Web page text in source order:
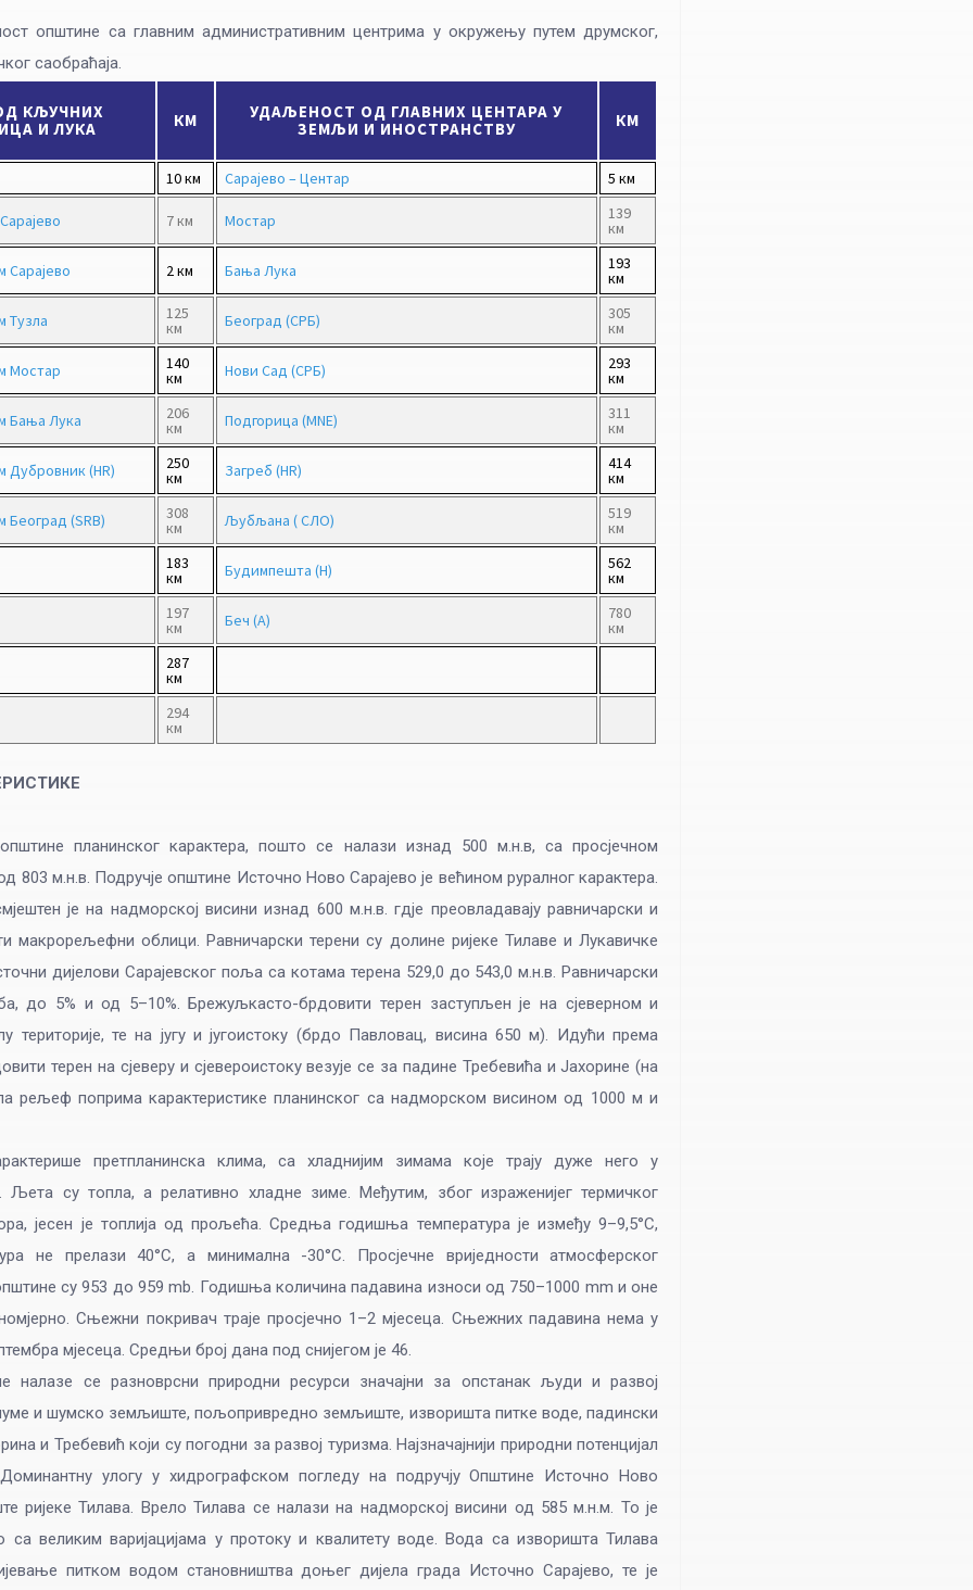
општине са главним административним центрима у окружењу путем друмског,
саобраћаја.
КЉУЧНИХ
И ЛУКА
КМ
УДАЉЕНОСТ ОД ГЛАВНИХ ЦЕНТАРА У
ЗЕМЉИ И ИНОСТРАНСТВУ
КМ
10 км Сарајево – Центар 5 км
7 км Мостар 139
км
2 км Бања Лука 193
км
Тузла 125
км Београд (СРБ) 305
км
Мостар 140
км Нови Сад (СРБ) 293
км
Бања Лука 206
км Подгорица (MNE) 311
км
(HR) 250
км Загреб (HR) 414
км
(SRB) 308
км Љубљана ( СЛО) 519
км
183
км Будимпешта (H) 562
км
197
км Беч (А) 780
км
287
км
294
км
планинског карактера, пошто се налази изнад 500 м.н.в, са просјечном
803 м.н.в. Подручје општине Источно Ново Сарајево је већином руралног карактера.
је на надморској висини изнад 600 м.н.в. гдје преовладавају равничарски и
макрорељефни облици. Равничарски терени су долине ријеке Тилаве и Лукавичке
дијелови Сарајевског поља са котама терена 529,0 до 543,0 м.н.в. Равничарски
до 5% и од 5–10%. Брежуљкасто-брдовити терен заступљен је на сјеверном и
територије, те на југу и југоистоку (брдо Павловац, висина 650 м). Идући према
терен на сјеверу и сјевероистоку везује се за падине Требевића и Јахорине (на
па рељеф поприма карактеристике планинског са надморском висином од 1000 м и
претпланинска клима, са хладнијим зимама које трају дуже него у
Љета су топла, а релативно хладне зиме. Међутим, због израженијег термичког
јесен је топлија од прољећа. Средња годишња температура је између 9–9,5°C,
не прелази 40°C, а минимална -30°C. Просјечне вриједности атмосферског
су 953 до 959 mb. Годишња количина падавина износи од 750–1000 mm и оне
Сњежни покривач траје просјечно 1–2 мјесеца. Сњежних падавина нема у
мјесеца. Средњи број дана под сниjегом је 46.
налазе се разноврсни природни ресурси значајни за опстанак људи и развој
и шумско земљиште, пољопривредно земљиште, изворишта питке воде, падински
и Требевић који су погодни за развој туризма. Најзначајнији природни потенцијал
улогу у хидрографском погледу на подручју Општине Источно Ново
ријеке Тилава. Врело Тилава се налази на надморској висини од 585 м.н.м. То је
са великим варијацијама у протоку и квалитету воде. Вода са изворишта Тилава
питком водом становништва доњег дијела града Источно Сарајево, те је